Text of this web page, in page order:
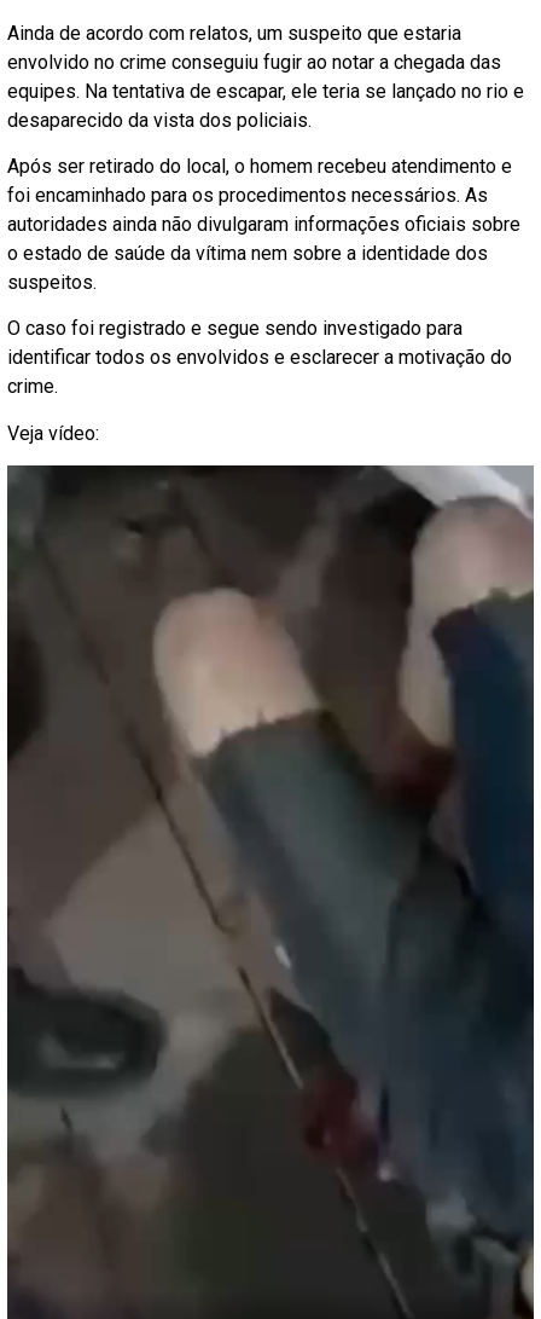
Ainda de acordo com relatos, um suspeito que estaria
envolvido no crime conseguiu fugir ao notar a chegada das
equipes. Na tentativa de escapar, ele teria se lançado no rio e
desaparecido da vista dos policiais.
Após ser retirado do local, o homem recebeu atendimento e
foi encaminhado para os procedimentos necessários. As
autoridades ainda não divulgaram informações oficiais sobre
o estado de saúde da vítima nem sobre a identidade dos
suspeitos.
O caso foi registrado e segue sendo investigado para
identificar todos os envolvidos e esclarecer a motivação do
crime.
Veja vídeo: